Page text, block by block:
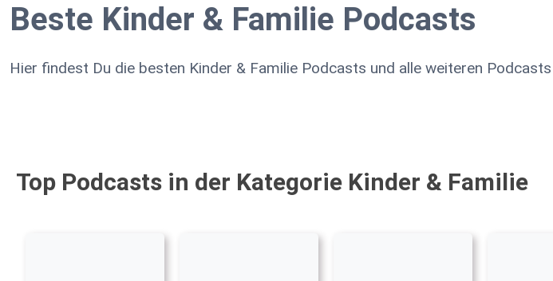
Beste Kinder & Familie Podcasts
Hier findest Du die besten Kinder & Familie Podcasts und alle weiteren
Top Podcasts in der Kategorie Kinder & Familie